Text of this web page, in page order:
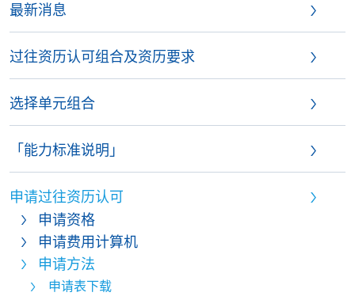
最新消息
过往资历认可组合及资历要求
选择单元组合
「能力标准说明」
申请过往资历认可
申请资格
申请费用计算机
申请方法
申请表下载